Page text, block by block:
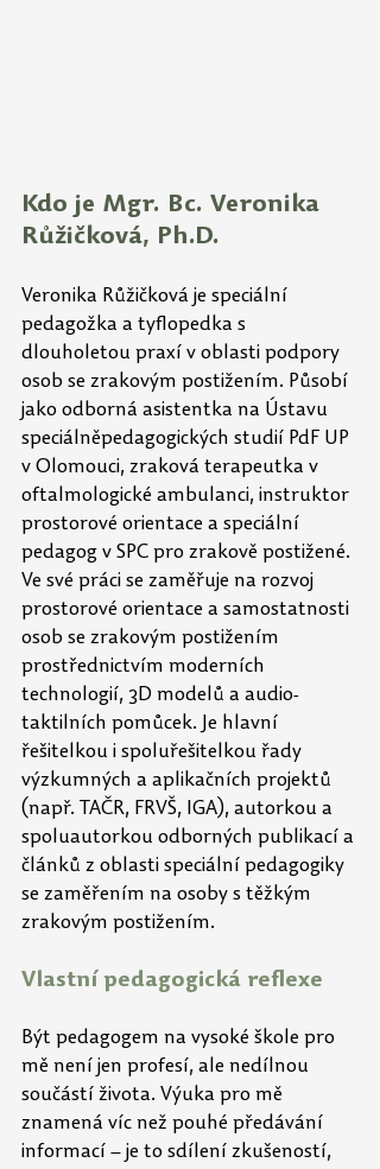
Kdo je Mgr. Bc. Veronika
Růžičková, Ph.D.
Veronika Růžičková je speciální
pedagožka a tyflopedka s
dlouholetou praxí v oblasti podpory
osob se zrakovým postižením. Působí
jako odborná asistentka na Ústavu
speciálněpedagogických studií PdF UP
v Olomouci, zraková terapeutka v
oftalmologické ambulanci, instruktor
prostorové orientace a speciální
pedagog v SPC pro zrakově postižené.
Ve své práci se zaměřuje na rozvoj
prostorové orientace a samostatnosti
osob se zrakovým postižením
prostřednictvím moderních
technologií, 3D modelů a audio-
taktilních pomůcek. Je hlavní
řešitelkou i spoluřešitelkou řady
výzkumných a aplikačních projektů
(např. TAČR, FRVŠ, IGA), autorkou a
spoluautorkou odborných publikací a
článků z oblasti speciální pedagogiky
se zaměřením na osoby s těžkým
zrakovým postižením.
Vlastní pedagogická reflexe
Být pedagogem na vysoké škole pro
mě není jen profesí, ale nedílnou
součástí života. Výuka pro mě
znamená víc než pouhé předávání
informací – je to sdílení zkušeností,